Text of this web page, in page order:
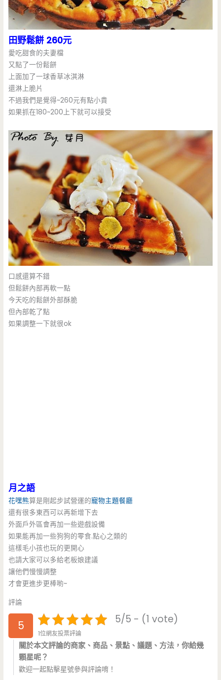
田野鬆餅 260元
愛吃甜食的夫妻檔
又點了一份鬆餅
上面加了一球香草冰淇淋
還淋上脆片
不過我們是覺得~260元有點小貴
如果抓在180~200上下就可以接受
口感還算不錯
但鬆餅內部再軟一點
今天吃的鬆餅外部酥脆
但內部乾了點
如果調整一下就很ok
月之語
花嘿熊算是剛起步試營運的寵物主題餐廳
還有很多東西可以再新增下去
外面戶外區會再加一些遊戲設備
如果能再加一些狗狗的零食.點心之類的
這樣毛小孩也玩的更開心
也請大家可以多給老板娘建議
讓他們慢慢調整
才會更進步更棒喲~
評論
5 5/5 - (1 vote)
1位網友投票評論
關於本文評論的商家、商品、景點、議題、方法，你給幾
顆星呢？
歡迎一起點擊星號參與評論唷！